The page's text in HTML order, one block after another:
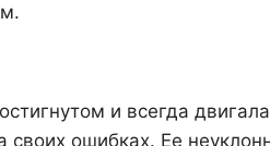
и всегда
своих ошибках. Ее